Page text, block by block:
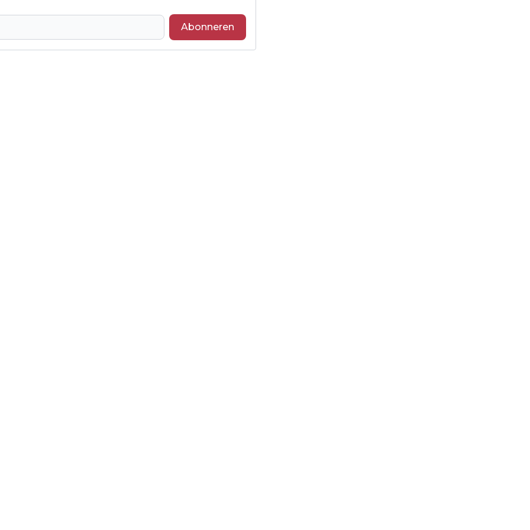
Abonneren